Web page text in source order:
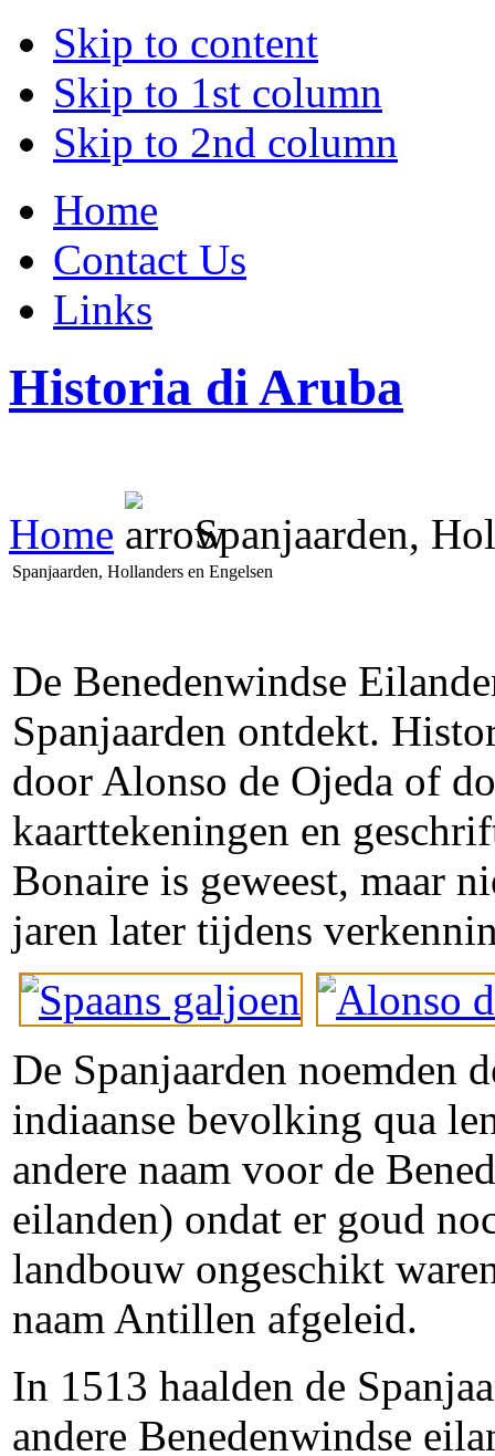
Skip to content
Skip to 1st column
Skip to 2nd column
Home
Contact Us
Links
Historia di Aruba
Home Spanjaarden,
Spanjaarden, Hollanders en Engelsen
De Benedenwindse
Spanjaarden ontdekt.
door Alonso de Ojeda of
kaarttekeningen en
Bonaire is geweest, maar
jaren later tijdens
De Spanjaarden noemden
indiaanse bevolking qua
andere naam voor de
eilanden) ondat er goud
landbouw ongeschikt
naam Antillen afgeleid.
In 1513 haalden de
andere Benedenwindse